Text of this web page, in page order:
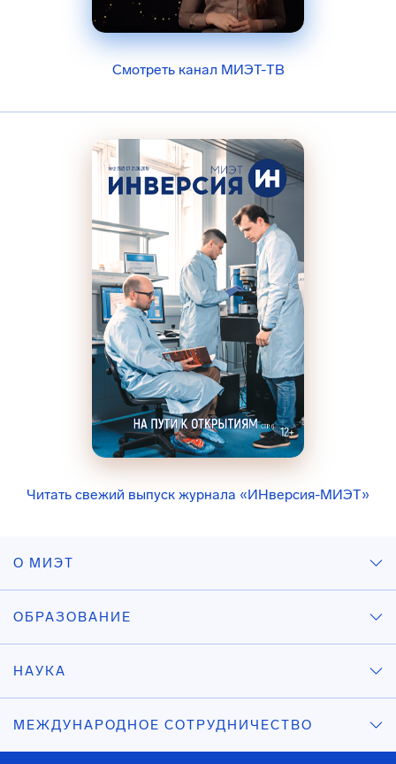
Смотреть канал МИЭТ-ТВ
Читать свежий выпуск журнала «ИНверсия-МИЭТ»
О МИЭТ
ОБРАЗОВАНИЕ
НАУКА
МЕЖДУНАРОДНОЕ СОТРУДНИЧЕСТВО